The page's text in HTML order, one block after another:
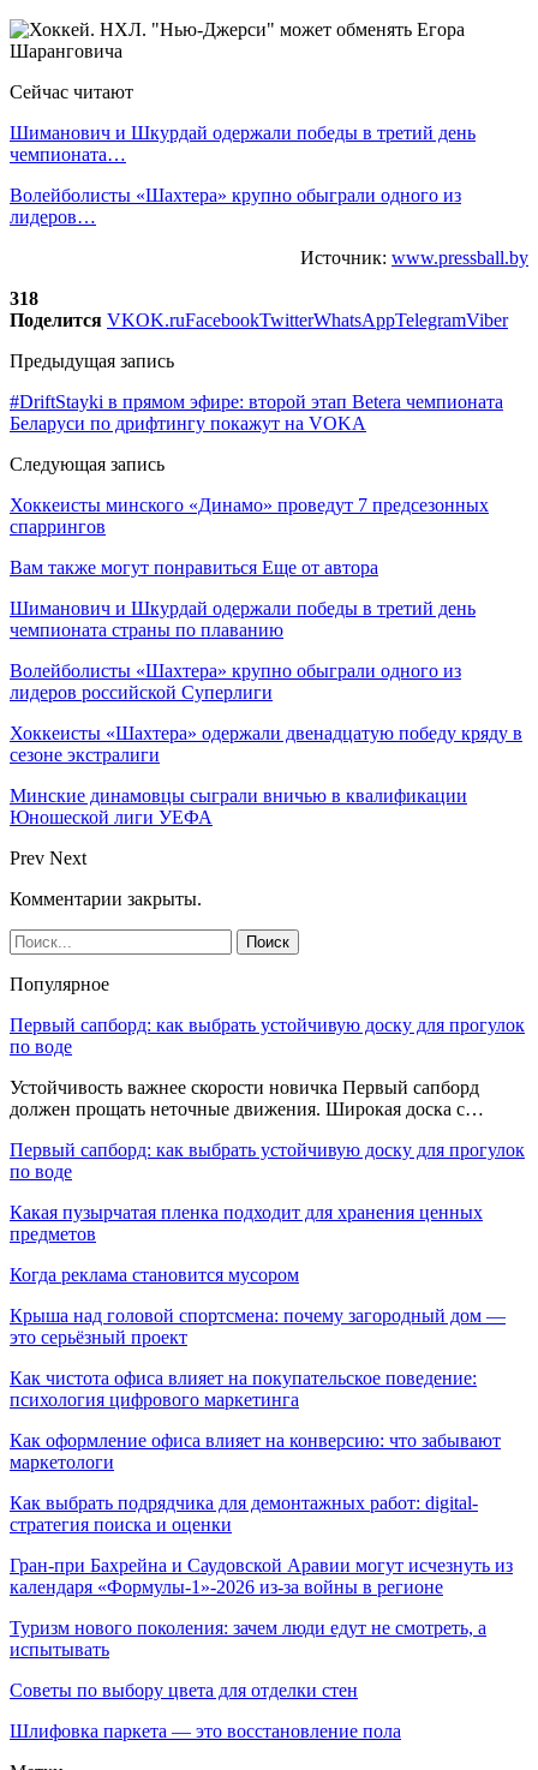
Сейчас читают
Шиманович и Шкурдай одержали победы в третий день
чемпионата…
Волейболисты «Шахтера» крупно обыграли одного из
лидеров…
Источник: www.pressball.by
318
Поделится VKOK.ruFacebookTwitterWhatsAppTelegramViber
Предыдущая запись
#DriftStayki в прямом эфире: второй этап Betera чемпионата
Беларуси по дрифтингу покажут на VOKA
Следующая запись
Хоккеисты минского «Динамо» проведут 7 предсезонных
спаррингов
Вам также могут понравиться Еще от автора
Шиманович и Шкурдай одержали победы в третий день
чемпионата страны по плаванию
Волейболисты «Шахтера» крупно обыграли одного из
лидеров российской Суперлиги
Хоккеисты «Шахтера» одержали двенадцатую победу кряду в
сезоне экстралиги
Минские динамовцы сыграли вничью в квалификации
Юношеской лиги УЕФА
Prev Next
Комментарии закрыты.
Популярное
Первый сапборд: как выбрать устойчивую доску для прогулок
по воде
Устойчивость важнее скорости новичка Первый сапборд
должен прощать неточные движения. Широкая доска с…
Первый сапборд: как выбрать устойчивую доску для прогулок
по воде
Какая пузырчатая пленка подходит для хранения ценных
предметов
Когда реклама становится мусором
Крыша над головой спортсмена: почему загородный дом —
это серьёзный проект
Как чистота офиса влияет на покупательское поведение:
психология цифрового маркетинга
Как оформление офиса влияет на конверсию: что забывают
маркетологи
Как выбрать подрядчика для демонтажных работ: digital-
стратегия поиска и оценки
Гран-при Бахрейна и Саудовской Аравии могут исчезнуть из
календаря «Формулы-1»-2026 из-за войны в регионе
Туризм нового поколения: зачем люди едут не смотреть, а
испытывать
Советы по выбору цвета для отделки стен
Шлифовка паркета — это восстановление пола